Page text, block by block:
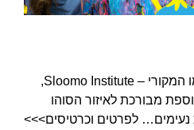
מוזיאון הסליים ניו יורק, ובשמו המקורי – Sloomo Institute,
מבורכת לאיזור הסוהו
לפרטים וכרטיסים>>>